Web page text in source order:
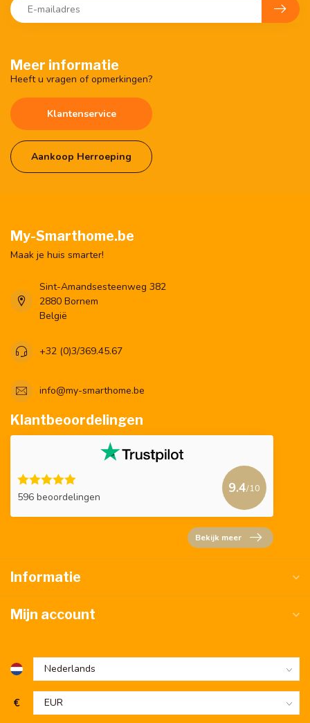
Meer informatie
Heeft u vragen of opmerkingen?
Klantenservice
Aankoop Herroeping
My-Smarthome.be
Maak je huis smarter!
Sint-Amandsesteenweg 382
2880 Bornem
België
+32 (0)3/369.45.67
info@my-smarthome.be
Klantbeoordelingen
596 beoordelingen
9.4/10
Bekijk meer
Informatie
Mijn account
€